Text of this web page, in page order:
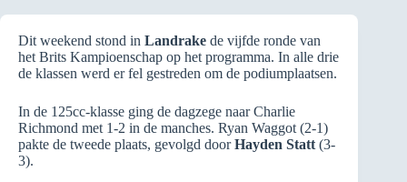
Dit weekend stond in Landrake de vijfde ronde van
het Brits Kampioenschap op het programma. In alle drie
de klassen werd er fel gestreden om de podiumplaatsen.
In de 125cc-klasse ging de dagzege naar Charlie
Richmond met 1-2 in de manches. Ryan Waggot (2-1)
pakte de tweede plaats, gevolgd doorHayden Statt (3-
3).